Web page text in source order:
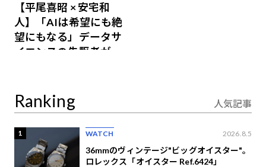
【平尾喜昭 × 安宅和
人】「AIは希望にも絶
望にもなる」データサ
イエンスの先駆者が語
Ranking 人気記事
1 WATCH 2026.8.5
36mmのヴィンテージ"ビッグオイスター"。
ロレックス「オイスター Ref.6424」